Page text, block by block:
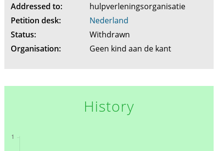
Addressed to:
hulpverleningsorganisatie
Petition desk:
Nederland
Status:
Withdrawn
Organisation:
Geen kind aan de kant
History